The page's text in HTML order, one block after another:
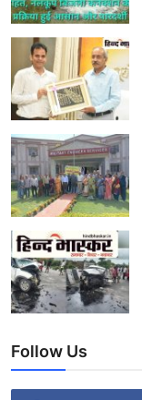
Follow Us